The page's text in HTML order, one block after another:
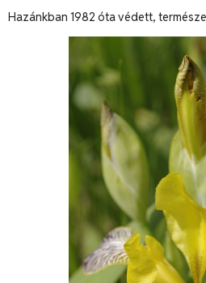
Hazánkban 1982 óta védett,